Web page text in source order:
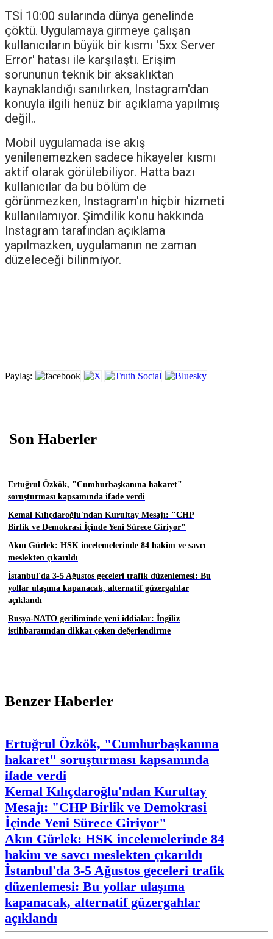
TSİ 10:00 sularında dünya genelinde
çöktü. Uygulamaya girmeye çalışan
kullanıcıların büyük bir kısmı '5xx Server
Error' hatası ile karşılaştı. Erişim
sorununun teknik bir aksaklıktan
kaynaklandığı sanılırken, Instagram'dan
konuyla ilgili henüz bir açıklama yapılmış
değil..
Mobil uygulamada ise akış
yenilenemezken sadece hikayeler kısmı
aktif olarak görülebiliyor. Hatta bazı
kullanıcılar da bu bölüm de
görünmezken, Instagram'ın hiçbir hizmeti
kullanılamıyor. Şimdilik konu hakkında
Instagram tarafından açıklama
yapılmazken, uygulamanın ne zaman
düzeleceği bilinmiyor.
Paylaş:
Son Haberler
Ertuğrul Özkök, "Cumhurbaşkanına hakaret"
soruşturması kapsamında ifade verdi
Kemal Kılıçdaroğlu'ndan Kurultay Mesajı: "CHP
Birlik ve Demokrasi İçinde Yeni Sürece Giriyor"
Akın Gürlek: HSK incelemelerinde 84 hakim ve savcı
meslekten çıkarıldı
İstanbul'da 3-5 Ağustos geceleri trafik düzenlemesi: Bu
yollar ulaşıma kapanacak, alternatif güzergahlar
açıklandı
Rusya-NATO geriliminde yeni iddialar: İngiliz
istihbaratından dikkat çeken değerlendirme
Benzer Haberler
Ertuğrul Özkök, "Cumhurbaşkanına
hakaret" soruşturması kapsamında
ifade verdi
Kemal Kılıçdaroğlu'ndan Kurultay
Mesajı: "CHP Birlik ve Demokrasi
İçinde Yeni Sürece Giriyor"
Akın Gürlek: HSK incelemelerinde 84
hakim ve savcı meslekten çıkarıldı
İstanbul'da 3-5 Ağustos geceleri trafik
düzenlemesi: Bu yollar ulaşıma
kapanacak, alternatif güzergahlar
açıklandı